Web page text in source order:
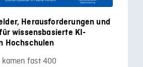
Herausforderungen und
wissensbasierte KI-
Hochschulen
kamen fast 400